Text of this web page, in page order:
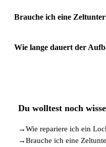
Brauche ich eine
Wie lange dauert der
Du wolltest noch
→Wie repariere ich ein
→Brauche ich eine